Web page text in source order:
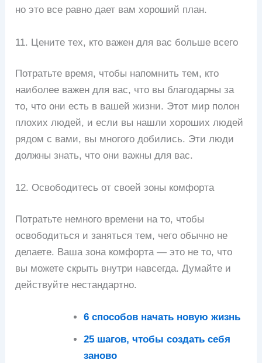
но это все равно дает вам хороший план.
11. Цените тех, кто важен для вас больше всего
Потратьте время, чтобы напомнить тем, кто
наиболее важен для вас, что вы благодарны за
то, что они есть в вашей жизни. Этот мир полон
плохих людей, и если вы нашли хороших людей
рядом с вами, вы многого добились. Эти люди
должны знать, что они важны для вас.
12. Освободитесь от своей зоны комфорта
Потратьте немного времени на то, чтобы
освободиться и заняться тем, чего обычно не
делаете. Ваша зона комфорта — это не то, что
вы можете скрыть внутри навсегда. Думайте и
действуйте нестандартно.
6 способов начать новую жизнь
25 шагов, чтобы создать себя
заново